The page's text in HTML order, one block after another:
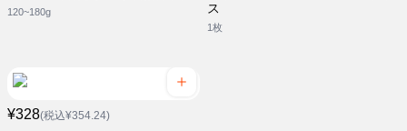
120~180g
ス
1枚
¥328(税込¥354.24)